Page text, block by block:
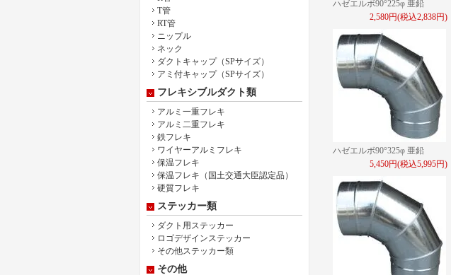
T管
RT管
ニップル
ネック
ダクトキャップ（SPサイズ）
アミ付キャップ（SPサイズ）
フレキシブルダクト類
アルミ一重フレキ
アルミ二重フレキ
鉄フレキ
ワイヤーアルミフレキ
保温フレキ
保温フレキ（国土交通大臣認定品）
硬質フレキ
ステッカー類
ダクト用ステッカー
ロゴデザインステッカー
その他ステッカー類
その他
ハゼエルボ90°225φ 亜鉛
2,580円(税込2,838円)
ハゼエルボ90°325φ 亜鉛
5,450円(税込5,995円)